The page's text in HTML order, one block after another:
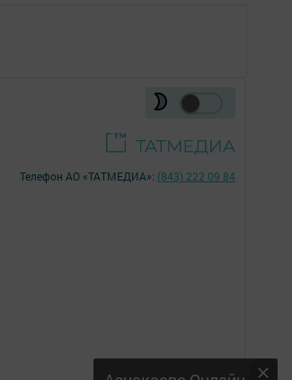
Телефон АО «ТАТМЕДИА»: (843) 222 09 84